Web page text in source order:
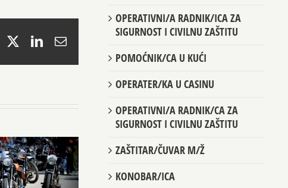
FacebookLinkedIn
Email
OPERATIVNI/A RADNIK/ICA ZA
SIGURNOST I CIVILNU ZAŠTITU
POMOĆNIK/CA U KUĆI
OPERATER/KA U CASINU
OPERATIVNI/A RADNIK/CA ZA
SIGURNOST I CIVILNU ZAŠTITU
ZAŠTITAR/ČUVAR M/Ž
KONOBAR/ICA